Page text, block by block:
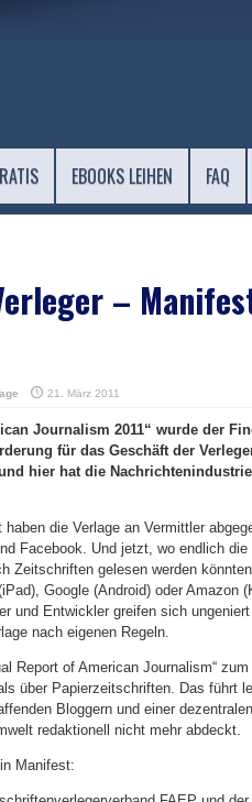
EBOOKS LEIHEN FAQ
–
21. März 2011
Journalism 2011“ wurde der
für das Geschäft der
hier hat die
die Verlage an Vermittler
Facebook. Und jetzt, wo endlich
Zeitschriften gelesen werden
Google (Android) oder Amazon
und Entwickler greifen sich
nach eigenen Regeln.
Report of American Journalism“
über Papierzeitschriften. Das führt
Bloggern und einer
redaktionell nicht mehr abdeckt.
Manifest: